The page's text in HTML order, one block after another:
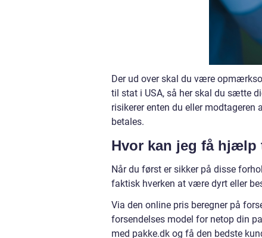
Der ud over skal du være
til stat i USA, så her skal du sætte
risikerer enten du eller
betales.
Hvor kan jeg få hjælp
Når du først er sikker på disse
faktisk hverken at være dyrt eller
Via den online pris beregner på
forsendelses model for netop din
med pakke.dk og få den bedste